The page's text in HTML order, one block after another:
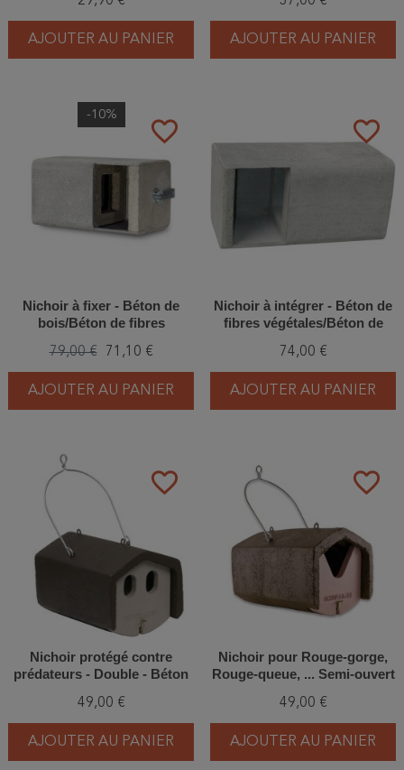
AJOUTER AU PANIER AJOUTER AU PANIER
favorite_border
-10%
Nichoir à fixer - Béton de
bois/Béton de fibres
632/5)
79,00 € 71,10 €
AJOUTER AU PANIER
favorite_border
Nichoir à intégrer - Béton de
fibres végétales/Béton de
631/8)
74,00 €
AJOUTER AU PANIER
favorite_border
Nichoir protégé contre
prédateurs - Double - Béton
158/0)
49,00 €
AJOUTER AU PANIER
favorite_border
Nichoir pour Rouge-gorge,
Rouge-queue, ... Semi-ouvert
(2HW - 157/3)
49,00 €
AJOUTER AU PANIER